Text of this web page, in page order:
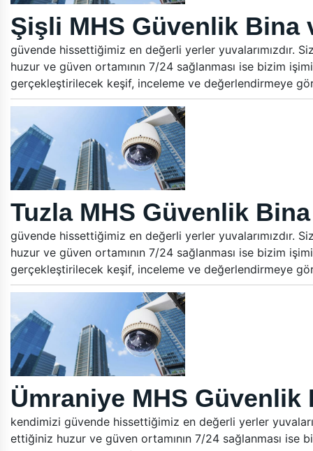
Şişli MHS Güvenlik Bina
güvende hissettiğimiz en değerli yerler yuvalarımızdır.
huzur ve güven ortamının 7/24 sağlanması ise bizim
gerçekleştirilecek keşif, inceleme ve değerlendirmeye
Tuzla MHS Güvenlik
güvende hissettiğimiz en değerli yerler yuvalarımızdır.
huzur ve güven ortamının 7/24 sağlanması ise bizim
gerçekleştirilecek keşif, inceleme ve değerlendirmeye
Ümraniye MHS
kendimizi güvende hissettiğimiz en değerli yerler
ettiğiniz huzur ve güven ortamının 7/24 sağlanması